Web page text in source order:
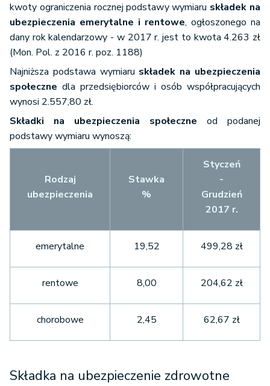
kwoty ograniczenia rocznej podstawy wymiaru składek na
ubezpieczenia emerytalne i rentowe, ogłoszonego na
dany rok kalendarzowy - w 2017 r. jest to kwota 4.263 zł
(Mon. Pol. z 2016 r. poz. 1188)
Najniższa podstawa wymiaru składek na ubezpieczenia
społeczne dla przedsiębiorców i osób współpracujących
wynosi 2.557,80 zł.
Składki na ubezpieczenia społeczne od podanej
podstawy wymiaru wynoszą:
Rodzaj
ubezpieczenia
Stawka
%
Styczeń
-
Grudzień
2017 r.
emerytalne 19,52 499,28 zł
rentowe 8,00 204,62 zł
chorobowe 2,45 62,67 zł
Składka na ubezpieczenie zdrowotne